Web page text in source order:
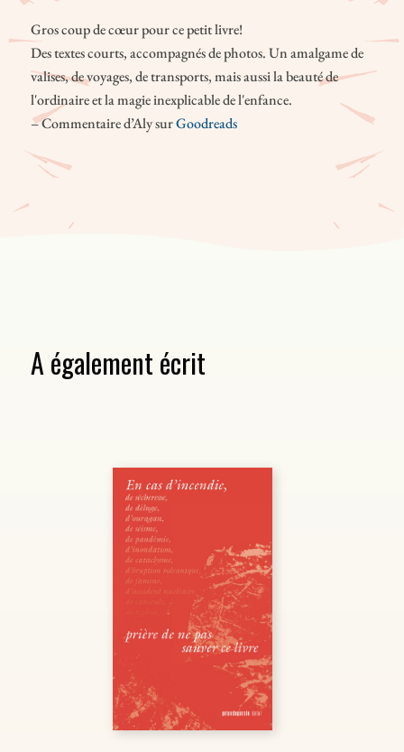
Gros coup de cœur pour ce petit livre!
Des textes courts, accompagnés de photos. Un amalgame de
valises, de voyages, de transports, mais aussi la beauté de
l'ordinaire et la magie inexplicable de l'enfance.
– Commentaire d’Aly surGoodreads
A également écrit